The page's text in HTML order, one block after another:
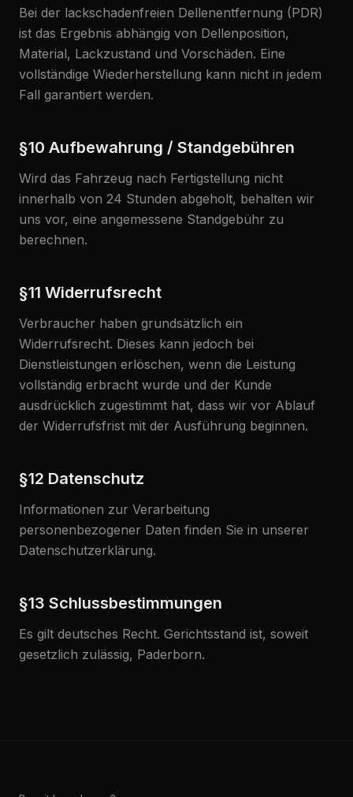
Bei der lackschadenfreien Dellenentfernung (PDR)
ist das Ergebnis abhängig von Dellenposition,
Material, Lackzustand und Vorschäden. Eine
vollständige Wiederherstellung kann nicht in jedem
Fall garantiert werden.
§10 Aufbewahrung / Standgebühren
Wird das Fahrzeug nach Fertigstellung nicht
innerhalb von 24 Stunden abgeholt, behalten wir
uns vor, eine angemessene Standgebühr zu
berechnen.
§11 Widerrufsrecht
Verbraucher haben grundsätzlich ein
Widerrufsrecht. Dieses kann jedoch bei
Dienstleistungen erlöschen, wenn die Leistung
vollständig erbracht wurde und der Kunde
ausdrücklich zugestimmt hat, dass wir vor Ablauf
der Widerrufsfrist mit der Ausführung beginnen.
§12 Datenschutz
Informationen zur Verarbeitung
personenbezogener Daten finden Sie in unserer
Datenschutzerklärung.
§13 Schlussbestimmungen
Es gilt deutsches Recht. Gerichtsstand ist, soweit
gesetzlich zulässig, Paderborn.